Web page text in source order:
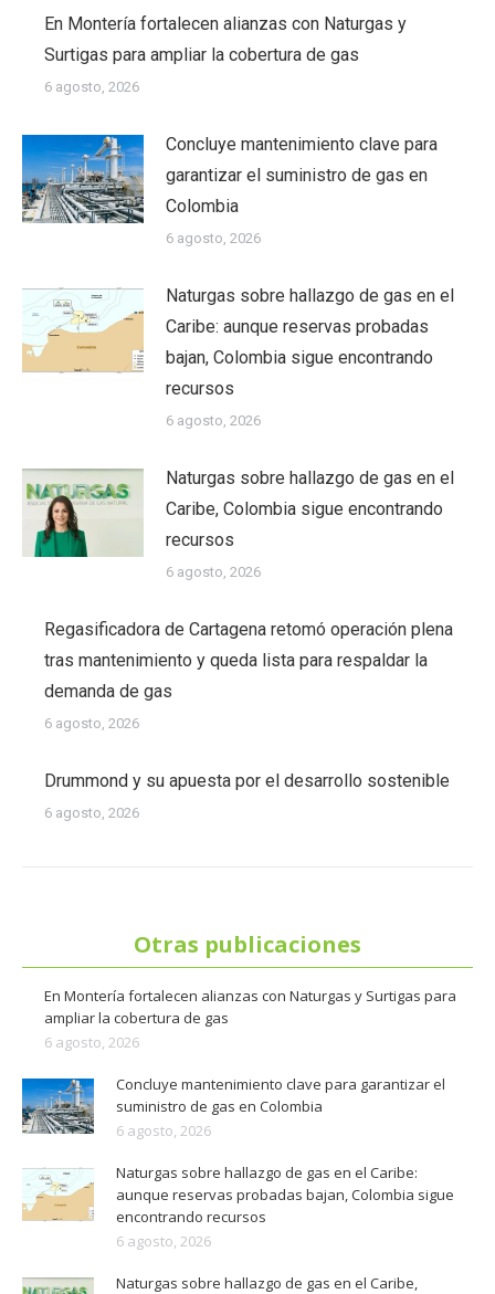
En Montería fortalecen alianzas con Naturgas y
Surtigas para ampliar la cobertura de gas
6 agosto, 2026
Concluye mantenimiento clave para
garantizar el suministro de gas en
Colombia
6 agosto, 2026
Naturgas sobre hallazgo de gas en el
Caribe: aunque reservas probadas
bajan, Colombia sigue encontrando
recursos
6 agosto, 2026
Naturgas sobre hallazgo de gas en el
Caribe, Colombia sigue encontrando
recursos
6 agosto, 2026
Regasificadora de Cartagena retomó operación plena
tras mantenimiento y queda lista para respaldar la
demanda de gas
6 agosto, 2026
Drummond y su apuesta por el desarrollo sostenible
6 agosto, 2026
Otras publicaciones
En Montería fortalecen alianzas con Naturgas y Surtigas para
ampliar la cobertura de gas
6 agosto, 2026
Concluye mantenimiento clave para garantizar el
suministro de gas en Colombia
6 agosto, 2026
Naturgas sobre hallazgo de gas en el Caribe:
aunque reservas probadas bajan, Colombia sigue
encontrando recursos
6 agosto, 2026
Naturgas sobre hallazgo de gas en el Caribe,